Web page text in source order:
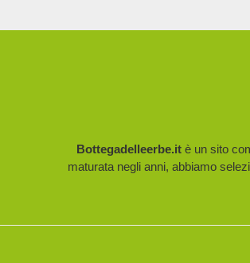
Bottegadelleerbe.it è un sito
maturata negli anni, abbiamo